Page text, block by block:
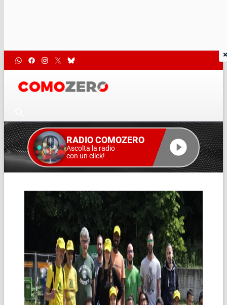
RADIO COMOZERO
Ascolta la radio
con un click!